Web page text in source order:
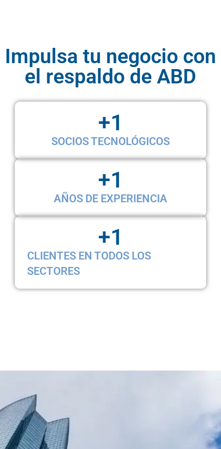
Impulsa tu negocio con
el respaldo de ABD
SOCIOS TECNOLÓGICOS
+1
AÑOS DE EXPERIENCIA
+1
CLIENTES EN TODOS LOS
SECTORES
+1